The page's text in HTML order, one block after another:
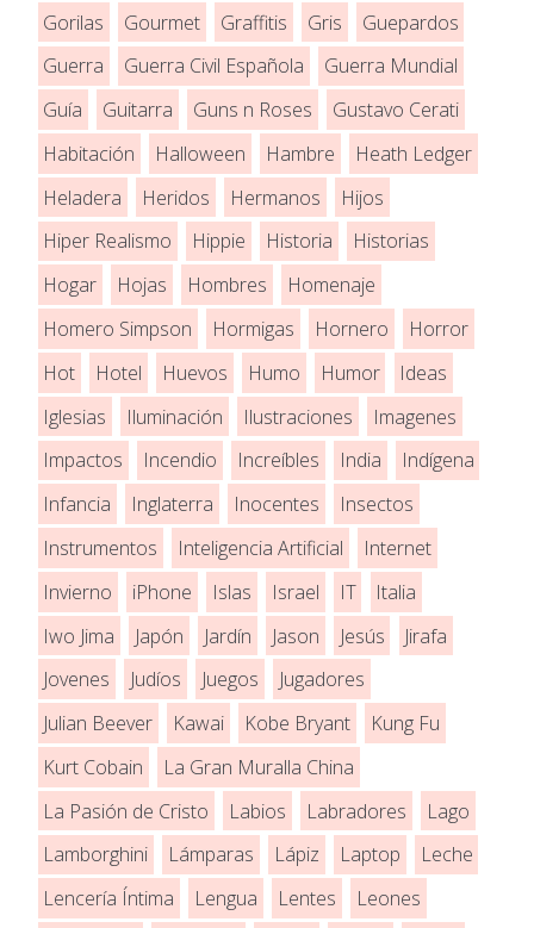
Gorilas
Gourmet Graffitis Gris
Guepardos
Guerra
Guerra Civil Española
Guerra Mundial
Guía
Guitarra Guns n Roses
Gustavo Cerati
Habitación
Halloween Hambre
Heath Ledger
Heladera
Heridos Hermanos
Hijos
Hiper Realismo
Hippie Historia
Historias
Hogar
Hojas Hombres
Homenaje
Homero Simpson
Hormigas Hornero
Horror
Hot
Hotel Huevos Humo Humor
Ideas
Iglesias
Iluminación Ilustraciones
Imagenes
Impactos
Incendio Increíbles India
Indígena
Infancia
Inglaterra Inocentes
Insectos
Instrumentos
Inteligencia Artificial
Internet
Invierno
iPhone Islas Israel IT
Italia
Iwo Jima
Japón Jardín Jason Jesús
Jirafa
Jovenes
Judíos Juegos
Jugadores
Julian Beever
Kawai Kobe Bryant
Kung Fu
Kurt Cobain
La Gran Muralla China
La Pasión de Cristo
Labios Labradores
Lago
Lamborghini
Lámparas Lápiz Laptop
Leche
Lencería Íntima
Lengua Lentes Leones